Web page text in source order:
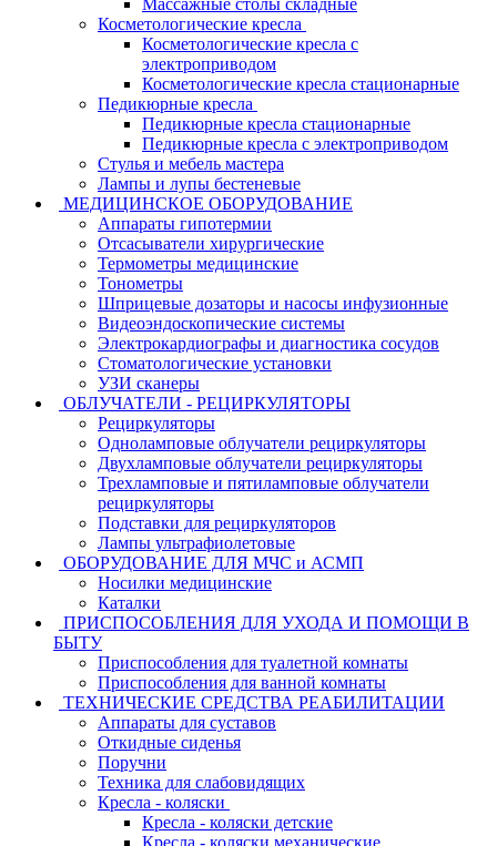
Массажные столы складные
Косметологические кресла
Косметологические кресла с
электроприводом
Косметологические кресла стационарные
Педикюрные кресла
Педикюрные кресла стационарные
Педикюрные кресла с электроприводом
Стулья и мебель мастера
Лампы и лупы бестеневые
МЕДИЦИНСКОЕ ОБОРУДОВАНИЕ
Аппараты гипотермии
Отсасыватели хирургические
Термометры медицинские
Тонометры
Шприцевые дозаторы и насосы инфузионные
Видеоэндоскопические системы
Электрокардиографы и диагностика сосудов
Стоматологические установки
УЗИ сканеры
ОБЛУЧАТЕЛИ - РЕЦИРКУЛЯТОРЫ
Рециркуляторы
Одноламповые облучатели рециркуляторы
Двухламповые облучатели рециркуляторы
Трехламповые и пятиламповые облучатели
рециркуляторы
Подставки для рециркуляторов
Лампы ультрафиолетовые
ОБОРУДОВАНИЕ ДЛЯ МЧС и АСМП
Носилки медицинские
Каталки
ПРИСПОСОБЛЕНИЯ ДЛЯ УХОДА И ПОМОЩИ В
БЫТУ
Приспособления для туалетной комнаты
Приспособления для ванной комнаты
ТЕХНИЧЕСКИЕ СРЕДСТВА РЕАБИЛИТАЦИИ
Аппараты для суставов
Откидные сиденья
Поручни
Техника для слабовидящих
Кресла - коляски
Кресла - коляски детские